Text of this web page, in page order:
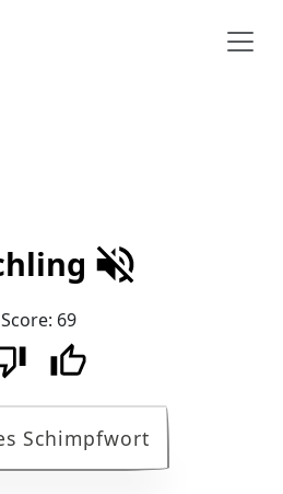
Score: 69
Schimpfwort